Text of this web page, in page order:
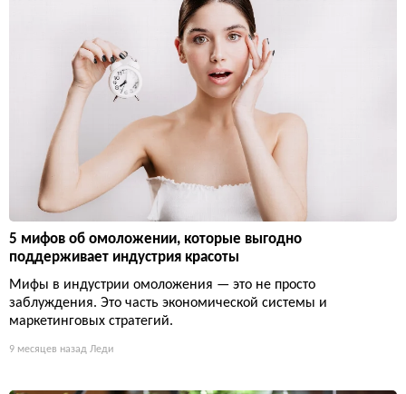
5 мифов об омоложении, которые выгодно
поддерживает индустрия красоты
Мифы в индустрии омоложения — это не просто
заблуждения. Это часть экономической системы и
маркетинговых стратегий.
9 месяцев назад Леди